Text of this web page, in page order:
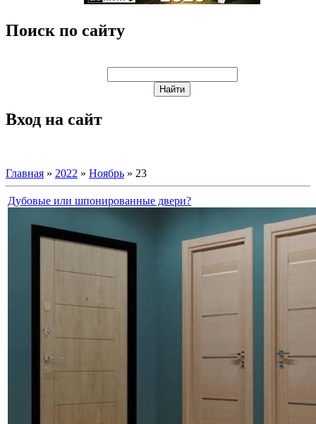
Поиск по сайту
Вход на сайт
Главная » 2022 » Ноябрь » 23
Дубовые или шпонированные двери?